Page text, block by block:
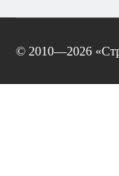
© 2010—2026